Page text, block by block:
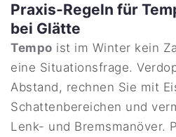
Praxis-Regeln für
bei Glätte
Tempo ist im Winter kein
eine Situationsfrage.
Abstand, rechnen Sie mit
Schattenbereichen und
Lenk- und Bremsmanöver.